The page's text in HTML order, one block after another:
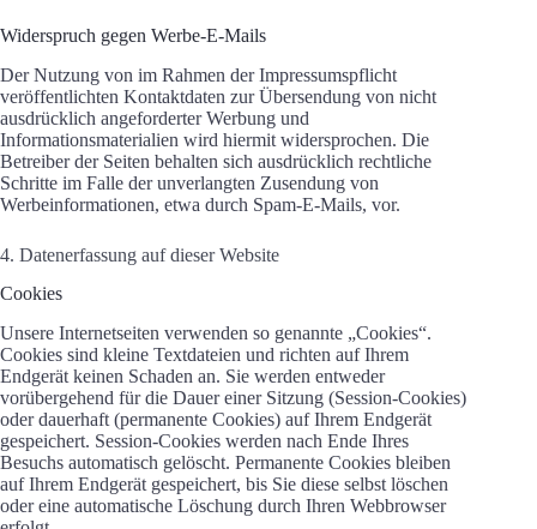
Widerspruch gegen Werbe-E-Mails
Der Nutzung von im Rahmen der Impressumspflicht
veröffentlichten Kontaktdaten zur Übersendung von nicht
ausdrücklich angeforderter Werbung und
Informationsmaterialien wird hiermit widersprochen. Die
Betreiber der Seiten behalten sich ausdrücklich rechtliche
Schritte im Falle der unverlangten Zusendung von
Werbeinformationen, etwa durch Spam-E-Mails, vor.
4. Datenerfassung auf dieser Website
Cookies
Unsere Internetseiten verwenden so genannte „Cookies“.
Cookies sind kleine Textdateien und richten auf Ihrem
Endgerät keinen Schaden an. Sie werden entweder
vorübergehend für die Dauer einer Sitzung (Session-Cookies)
oder dauerhaft (permanente Cookies) auf Ihrem Endgerät
gespeichert. Session-Cookies werden nach Ende Ihres
Besuchs automatisch gelöscht. Permanente Cookies bleiben
auf Ihrem Endgerät gespeichert, bis Sie diese selbst löschen
oder eine automatische Löschung durch Ihren Webbrowser